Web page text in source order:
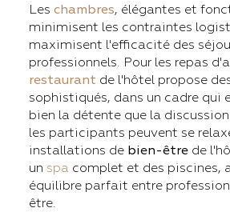
Les chambres, élégantes et
minimisent les contraintes
maximisent l'efficacité des
professionnels. Pour les repas
restaurant de l'hôtel propose
sophistiqués, dans un cadre qui
bien la détente que la
les participants peuvent se
installations de bien-être de
un spa complet et des piscines,
équilibre parfait entre
être.